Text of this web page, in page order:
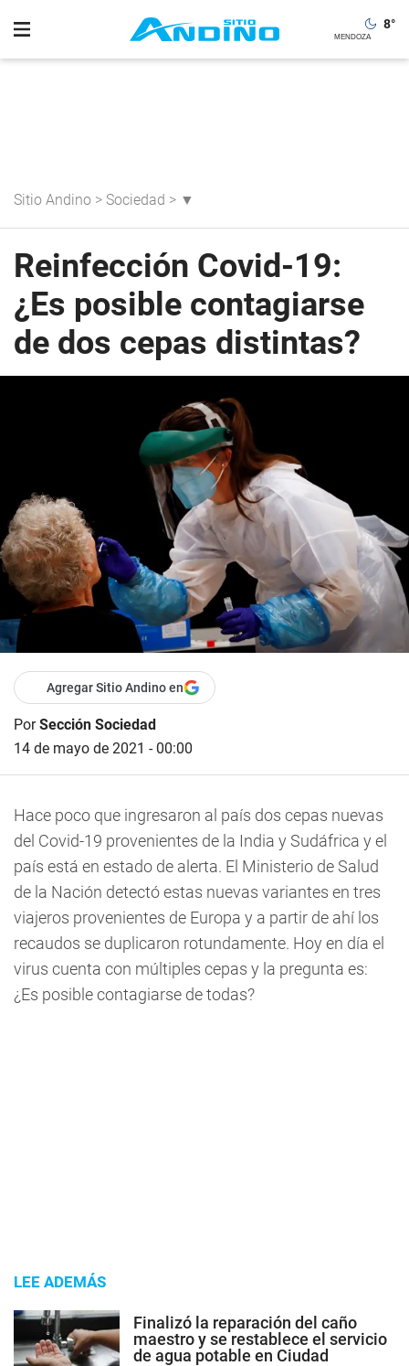
8°
Sitio Andino > Sociedad > ▼
Reinfección Covid-19:
¿Es posible contagiarse
de dos cepas distintas?
Agregar Sitio Andino en
PorSección Sociedad
14 de mayo de 2021 - 00:00
Hace poco que ingresaron al país dos cepas nuevas
del Covid-19 provenientes de la India y Sudáfrica y el
país está en estado de alerta. El Ministerio de Salud
de la Nación detectó estas nuevas variantes en tres
viajeros provenientes de Europa y a partir de ahí los
recaudos se duplicaron rotundamente. Hoy en día el
virus cuenta con múltiples cepas y la pregunta es:
¿Es posible contagiarse de todas?
LEE ADEMÁS
Finalizó la reparación del caño
maestro y se restablece el servicio
de agua potable en Ciudad